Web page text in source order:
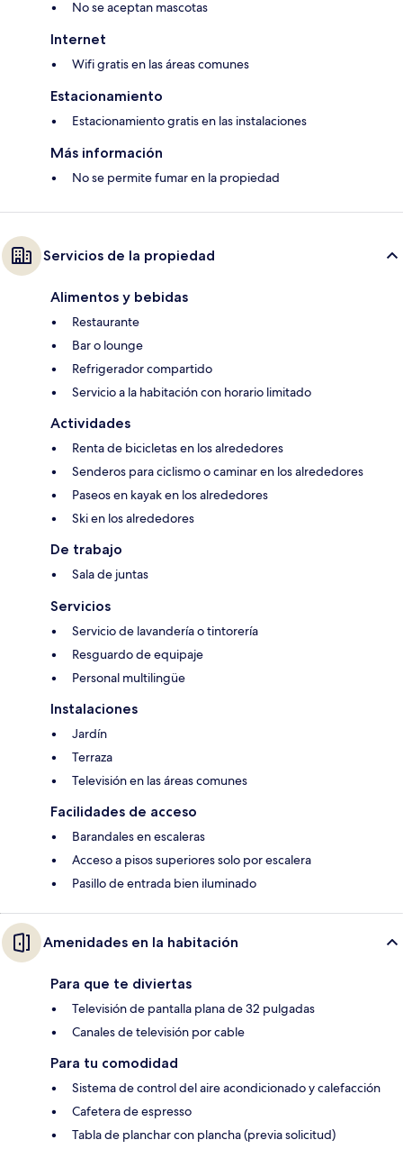
No se aceptan mascotas
Internet
Wifi gratis en las áreas comunes
Estacionamiento
Estacionamiento gratis en las instalaciones
Más información
No se permite fumar en la propiedad
Servicios de la propiedad
Alimentos y bebidas
Restaurante
Bar o lounge
Refrigerador compartido
Servicio a la habitación con horario limitado
Actividades
Renta de bicicletas en los alrededores
Senderos para ciclismo o caminar en los alrededores
Paseos en kayak en los alrededores
Ski en los alrededores
De trabajo
Sala de juntas
Servicios
Servicio de lavandería o tintorería
Resguardo de equipaje
Personal multilingüe
Instalaciones
Jardín
Terraza
Televisión en las áreas comunes
Facilidades de acceso
Barandales en escaleras
Acceso a pisos superiores solo por escalera
Pasillo de entrada bien iluminado
Amenidades en la habitación
Para que te diviertas
Televisión de pantalla plana de 32 pulgadas
Canales de televisión por cable
Para tu comodidad
Sistema de control del aire acondicionado y calefacción
Cafetera de espresso
Tabla de planchar con plancha (previa solicitud)